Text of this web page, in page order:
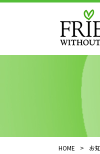
HOME > お